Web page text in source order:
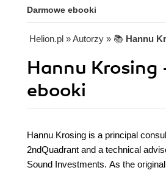
Darmowe ebooki
Helion.pl » Autorzy » 📚 Hannu
Hannu Krosing
ebooki
Hannu Krosing is a principal
2ndQuadrant and a technical
Sound Investments. As the